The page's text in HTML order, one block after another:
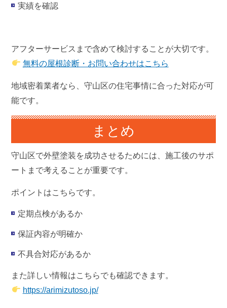
実績を確認
アフターサービスまで含めて検討することが大切です。
無料の屋根診断・お問い合わせはこちら
地域密着業者なら、守山区の住宅事情に合った対応が可
能です。
まとめ
守山区で外壁塗装を成功させるためには、施工後のサポ
ートまで考えること が重要です。
ポイントはこちらです。
定期点検があるか
保証内容が明確か
不具合対応があるか
また詳しい情報はこちらでも確認できます。
https://arimizutoso.jp/